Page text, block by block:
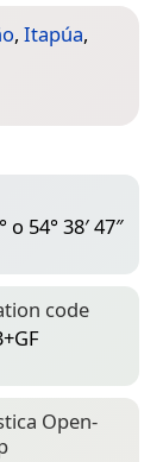
, Itapúa,
o 54° 38′ 47″
code
Open­